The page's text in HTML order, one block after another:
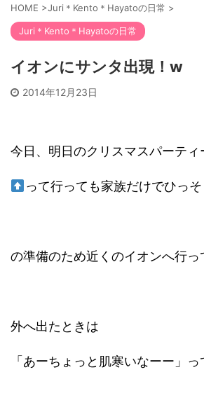
HOME >Juri＊Kento＊Hayatoの日常 >
Juri＊Kento＊Hayatoの日常
イオンにサンタ出現！w
2014年12月23日
今日、明日のクリスマスパーティ
って行っても家族だけでひっ
の準備のため近くのイオンへ行
外へ出たときは
「あーちょっと肌寒いなーー」